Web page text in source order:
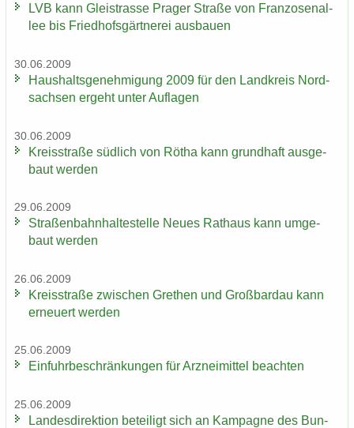
LVB kann Gleis­tras­se Pra­ger Stra­ße von Fran­zo­sen­al­
lee bis Fried­hofs­gärt­ne­rei aus­bau­en
30.06.2009
Haus­halts­ge­neh­mi­gung 2009 für den Land­kreis Nord­
sach­sen er­geht unter Auf­la­gen
30.06.2009
Kreis­stra­ße süd­lich von Rötha kann grund­haft aus­ge­
baut wer­den
29.06.2009
Stra­ßen­bahn­hal­te­stel­le Neues Rat­haus kann um­ge­
baut wer­den
26.06.2009
Kreis­stra­ße zwi­schen Gre­then und Groß­bardau kann
er­neu­ert wer­den
25.06.2009
Ein­fuhr­be­schrän­kun­gen für Arz­nei­mit­tel be­ach­ten
25.06.2009
Lan­des­di­rek­ti­on be­tei­ligt sich an Kam­pa­gne des Bun­